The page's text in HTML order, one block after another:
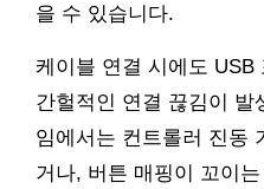
을 수 있습니다.
케이블 연결 시에도
간헐적인 연결 끊김이 발
임에서는 컨트롤러 진동
거나, 버튼 매핑이 꼬이